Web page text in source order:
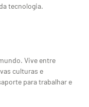
tecnologia.
Vive entre
culturas e
para trabalhar e